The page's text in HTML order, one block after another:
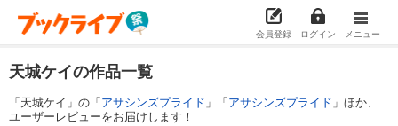
会員登録 ログイン メニュー
天城ケイの作品一覧
「天城ケイ」の「アサシンズプライド 」「アサシンズプライド 」ほか、
ユーザーレビューをお届けします！